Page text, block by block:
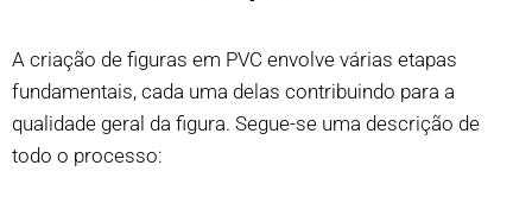
A criação de figuras em PVC envolve várias etapas
fundamentais, cada uma delas contribuindo para a
qualidade geral da figura. Segue-se uma descrição de
todo o processo: